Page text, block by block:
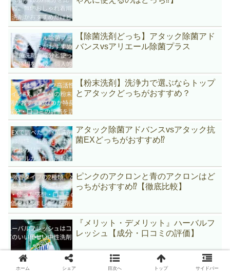
【除菌洗剤どっち】アタック除菌アド
バンスvsアリエール除菌プラス
【粉末洗剤】洗浄力で選ぶならトップ
とアタックどっちがおすすめ？
アタック除菌アドバンスvsアタック抗
菌EXどっちがおすすめ⁉
ピンクのアクロンと青のアクロンはど
っちがおすすめ⁉【徹底比較】
『メリット・デメリット』ハーバルフ
レッシュ【成分・口コミの評価】
【エマール×ワイドハイター】湿度が
ホーム シェア 目次へ トップ サイドバー